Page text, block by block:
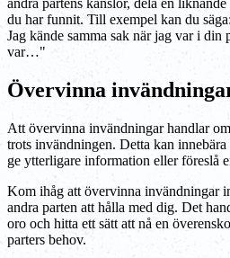
andra partens känslor, dela en
du har funnit. Till exempel kan du
Jag kände samma sak när jag var i
var…"
Övervinna
Att övervinna invändningar handlar
trots invändningen. Detta kan
ge ytterligare information eller föreslå
Kom ihåg att övervinna invändningar
andra parten att hålla med dig. Det
oro och hitta ett sätt att nå en
parters behov.